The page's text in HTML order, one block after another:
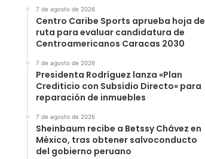
7 de agosto de 2026
Centro Caribe Sports aprueba hoja de
ruta para evaluar candidatura de
Centroamericanos Caracas 2030
7 de agosto de 2026
Presidenta Rodríguez lanza «Plan
Crediticio con Subsidio Directo» para
reparación de inmuebles
7 de agosto de 2026
Sheinbaum recibe a Betssy Chávez en
México, tras obtener salvoconducto
del gobierno peruano